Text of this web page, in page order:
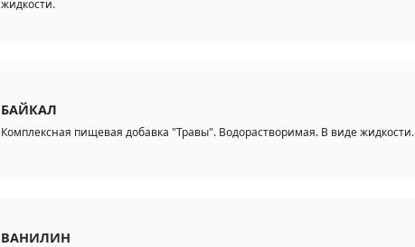
жидкости.
БАЙКАЛ
Комплексная пищевая добавка "Травы". Водорастворимая. В виде жидкости.
ВАНИЛИН